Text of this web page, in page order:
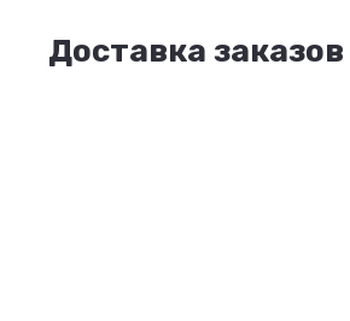
Доставка заказов